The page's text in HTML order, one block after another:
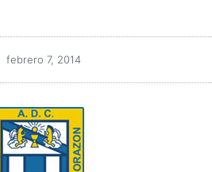
febrero 7, 2014